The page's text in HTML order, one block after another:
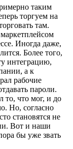
таким
торгуем на
там.
Иногда даже,
Более того,
интеграцию,
а к
рабочие
пароли.
то, что мог, и до
Но, согласно
становятся не
Вот и наши
бы уже звать